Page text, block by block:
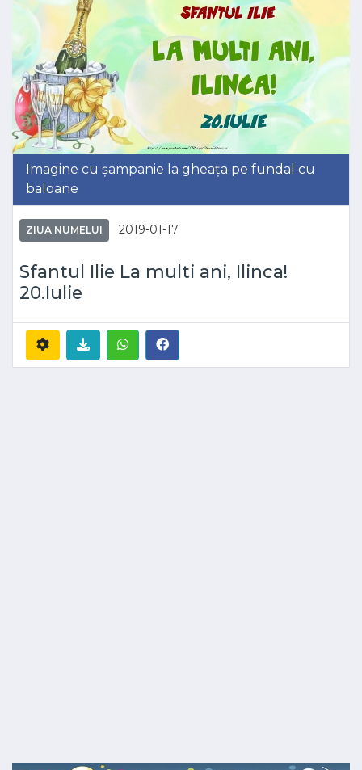
Imagine cu șampanie la gheața pe fundal cu
baloane
ZIUA NUMELUI 2019-01-17
Sfantul Ilie La multi ani, Ilinca!
20.Iulie